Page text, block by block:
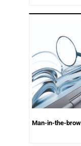
Man-in-the-